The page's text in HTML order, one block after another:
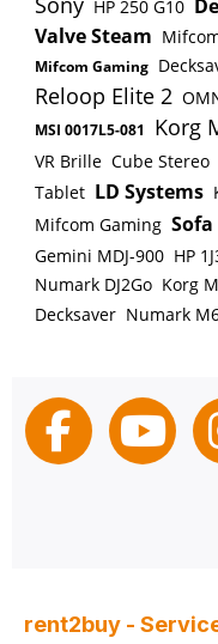
wahlweise: Ahorn
HP 250 G10
Valve Steam
Mifcom Gaming
Reloop Elite 2
MSI 0017L5-081 Korg
VR Brille Cube Stereo
Tablet LD Systems
Mifcom Gaming Sofa
Gemini MDJ-900 HP
Numark DJ2Go Korg
Decksaver Numark
rent2buy -